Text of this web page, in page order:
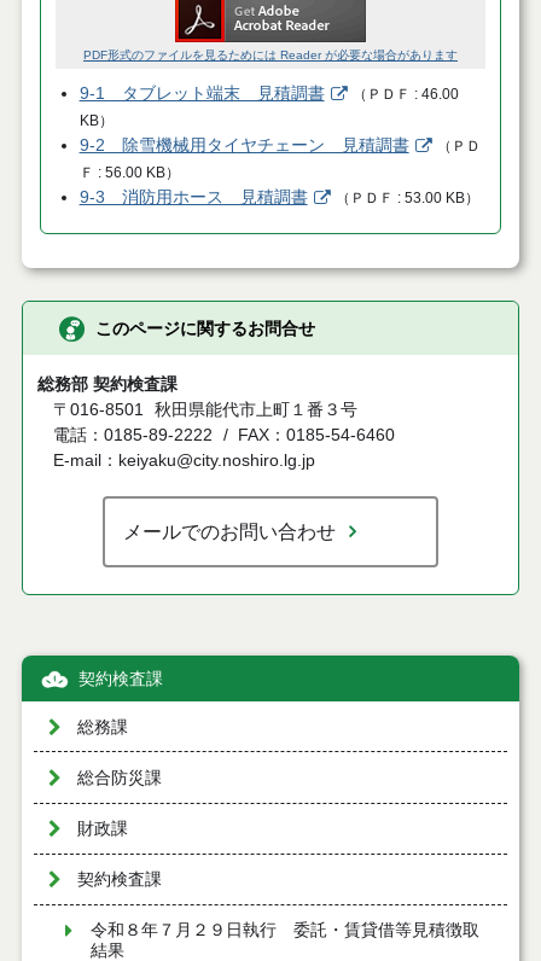
PDF形式のファイルを見るためには Reader が必要な場合があります
9-1 タブレット端末 見積調書 （ ＰＤＦ
46.00
KB）
9-2 除雪機械用タイヤチェーン 見積調書 （ ＰＤ
Ｆ
56.00 KB）
9-3 消防用ホース 見積調書 （ ＰＤＦ 53.00 KB）
このページに関するお問合せ
総務部 契約検査課
〒016-8501 秋田県能代市上町１番３号
電話：0185-89-2222
FAX：0185-54-6460
E-mail：keiyaku@city.noshiro.lg.jp
メールでのお問い合わせ
契約検査課
総務課
総合防災課
財政課
契約検査課
令和８年７月２９日執行 委託・賃貸借等見積徴取
結果